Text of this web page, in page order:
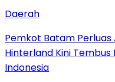
Daerah
Pemkot Batam Perluas
Hinterland Kini
Indonesia